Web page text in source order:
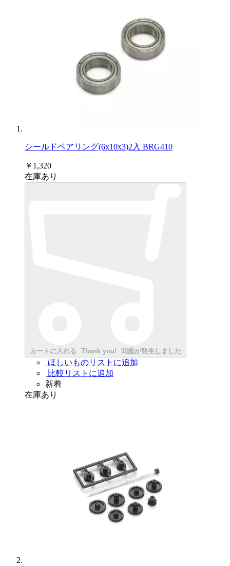
シールドベアリング(6x10x3)2入 BRG410
￥1,320
在庫あり
カートに入れる Thank you! 問題が発生しました
ほしいものリストに追加
比較リストに追加
新着
在庫あり